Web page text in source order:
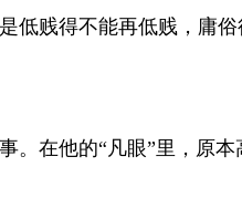
低贱得不能再低贱，庸
。在他的“凡眼”里，原